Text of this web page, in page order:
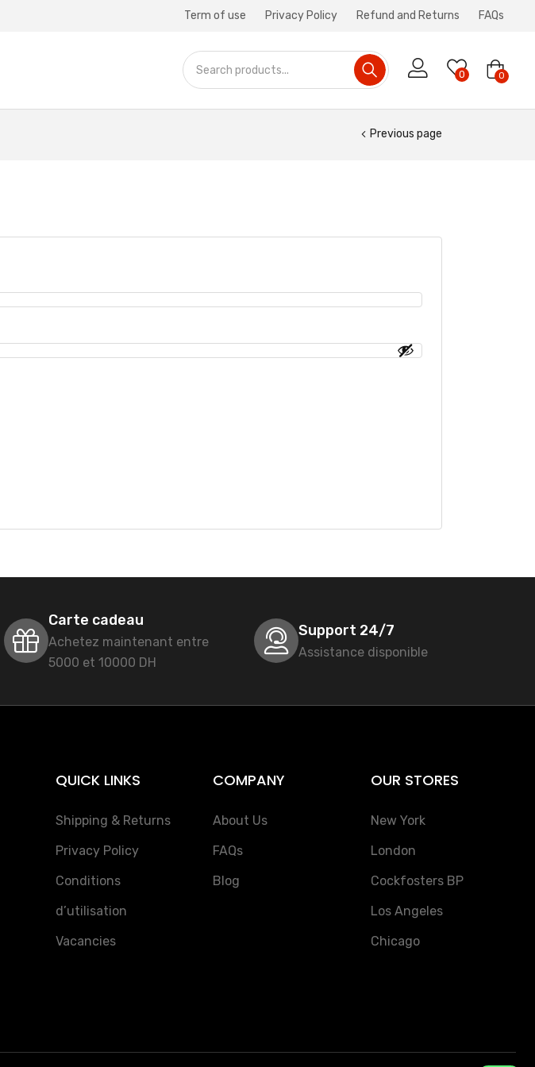
Term of use Privacy Policy Refund and Returns FAQs
0 0
Previous page
Carte cadeau
Achetez maintenant entre
5000 et 10000 DH
Support 24/7
Assistance disponible
QUICK LINKS
Shipping & Returns
Privacy Policy
Conditions
d’utilisation
Vacancies
COMPANY
About Us
FAQs
Blog
OUR STORES
New York
London
Cockfosters BP
Los Angeles
Chicago